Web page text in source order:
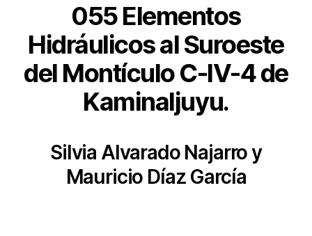
055 Elementos
Hidráulicos al Suroeste
del Montículo C-IV-4 de
Kaminaljuyu.
Silvia Alvarado Najarro y
Mauricio Díaz García